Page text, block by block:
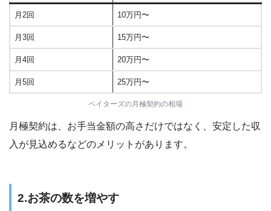
月2回 10万円〜
月3回 15万円〜
月4回 20万円〜
月5回 25万円〜
ペイターズの月極契約の相場
月極契約は、お手当金額の高さだけではなく、安定した収
入が見込めるなどのメリットがあります。
2.お茶の数を増やす